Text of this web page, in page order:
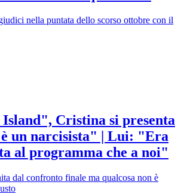
nella puntata dello scorso ottobre con il
Cristina si presenta
un narcisista" | Lui: "Era
al programma che a noi"
dal confronto finale ma qualcosa non è